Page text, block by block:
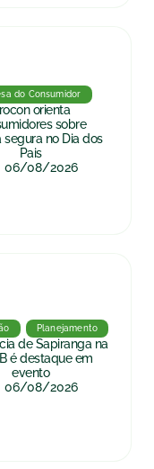
do Consumidor
orienta
sobre
no Dia dos
Pais
06/08/2026
Planejamento
de Sapiranga na
é destaque em
evento
06/08/2026